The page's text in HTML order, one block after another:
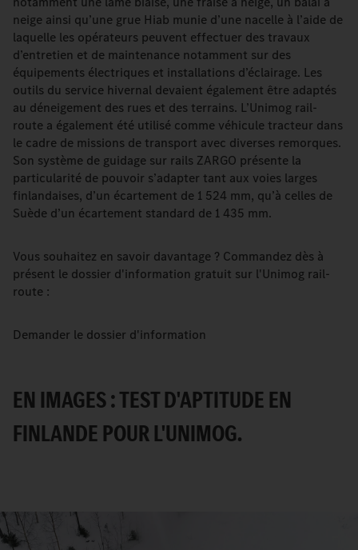
neige ainsi qu’une grue Hiab munie d’une nacelle à l’aide de
laquelle les opérateurs peuvent effectuer des travaux
d’entretien et de maintenance notamment sur des
équipements électriques et installations d’éclairage. Les
outils du service hivernal devaient également être adaptés
au déneigement des rues et des terrains. L’Unimog rail-
route a également été utilisé comme véhicule tracteur dans
le cadre de missions de transport avec diverses remorques.
Son système de guidage sur rails ZARGO présente la
particularité de pouvoir s’adapter tant aux voies larges
finlandaises, d’un écartement de 1 524 mm, qu’à celles de
Suède d’un écartement standard de 1 435 mm.
Vous souhaitez en savoir davantage ? Commandez dès à
présent le dossier d'information gratuit sur l'Unimog rail-
route :
Demander le dossier d'information
EN IMAGES : TEST D'APTITUDE EN
FINLANDE POUR L'UNIMOG.